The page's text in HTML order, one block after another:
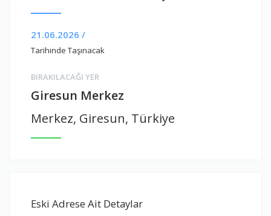
21.06.2026 /
Tarihinde Taşınacak
BIRAKILACAĞI YER
Giresun Merkez
Merkez, Giresun, Türkiye
Eski Adrese Ait Detaylar